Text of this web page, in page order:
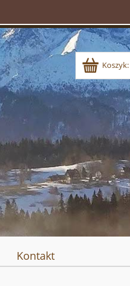
Koszyk:
Kontakt